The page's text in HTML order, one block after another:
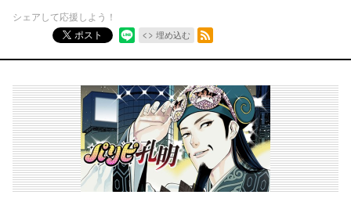
シェアして応援しよう！
ポスト
埋め込む
RSSフィード